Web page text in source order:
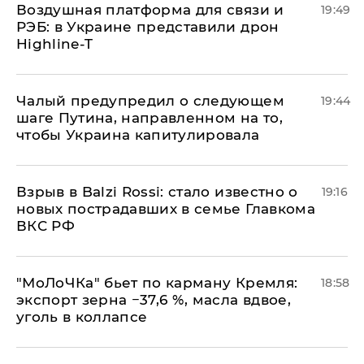
Воздушная платформа для связи и
РЭБ: в Украине представили дрон
Highline-T
19:49
Чалый предупредил о следующем
шаге Путина, направленном на то,
чтобы Украина капитулировала
19:44
Взрыв в Balzi Rossi: стало известно о
новых пострадавших в семье Главкома
ВКС РФ
19:16
​"МоЛоЧКа" бьет по карману Кремля:
экспорт зерна −37,6 %, масла вдвое,
уголь в коллапсе
18:58